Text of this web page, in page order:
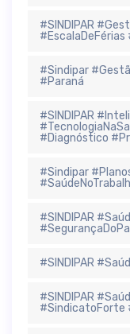
#SINDIPAR
#Sindipar
#Paraná
#SINDIPAR
#Diagnóstico
#Sindipar
#SINDIPAR
#SINDIPAR
#SINDIPAR
#SindicatoForte